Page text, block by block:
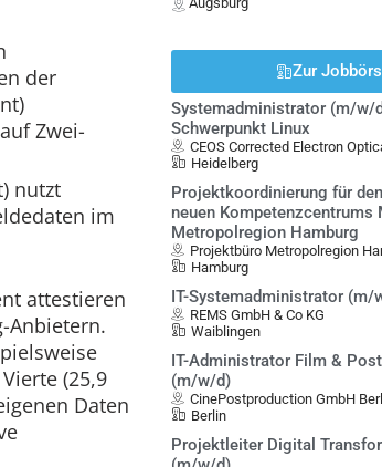
der
Zwei-
nutzt
im
attestieren
Anbietern.
(25,9
Daten
Zur
Systemadministrator (m/w/
Schwerpunkt Linux
CEOS Corrected Electron
Heidelberg
Projektkoordinierung für
neuen
Metropolregion Hamburg
Projektbüro Metropolregion
Hamburg
IT-Systemadministrator (m/
REMS GmbH & Co KG
Waiblingen
IT-Administrator Film &
(m/w/d)
CinePostproduction GmbH
Berlin
Projektleiter Digital